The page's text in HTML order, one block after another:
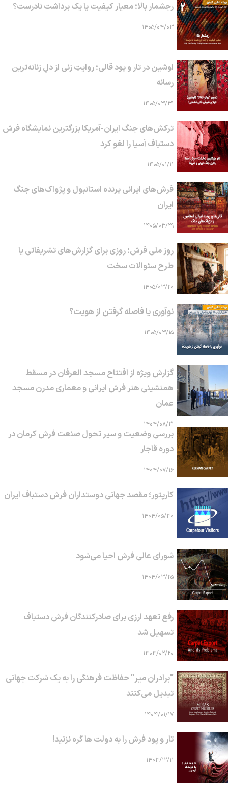
رجشمار بالا؛ معیار کیفیت یا یک برداشت نادرست؟
۱۴۰۵/۰۴/۰۳
اوشین در تار و پود قالی؛ روایتِ زنی از دلِ زنانه‌ترین
رسانه
۱۴۰۵/۰۳/۳۱
ترکش‌های جنگ ایران-آمریکا بزرگترین نمایشگاه فرش
دستباف آسیا را لغو کرد
۱۴۰۵/۰۱/۱۱
فرش‌های ایرانی پرنده استانبول و پژواک‌های جنگ
ایران
۱۴۰۵/۰۳/۲۹
روز ملی فرش؛ روزی برای گزارش‌های تشریفاتی یا
طرح سئوالات سخت
۱۴۰۵/۰۳/۲۰
نوآوری یا فاصله گرفتن از هویت؟
۱۴۰۵/۰۳/۱۵
گزارش ویژه از افتتاح مسجد العرفان در مسقط
همنشینی هنر فرش ایرانی و معماری مدرن مسجد
عمان
۱۴۰۴/۰۸/۲۱
بررسی وضعیت و سیر تحول صنعت فرش کرمان در
دوره قاجار
۱۴۰۴/۰۷/۱۶
کارپتور؛ مقصد جهانی دوستداران فرش دستباف ایران
۱۴۰۴/۰۵/۳۰
شورای عالی فرش احیا می‌شود
۱۴۰۴/۰۳/۲۵
رفع تعهد ارزی برای صادرکنندگان فرش دستباف
تسهیل شد
۱۴۰۴/۰۲/۲۰
"برادران میر" حفاظت فرهنگی را به یک شرکت جهانی
تبدیل می‌کنند
۱۴۰۴/۰۱/۱۷
تار و پود فرش را به دولت ها گره نزنید!
۱۴۰۳/۱۲/۱۱